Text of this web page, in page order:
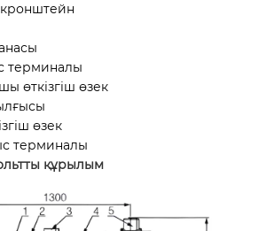
терминалы
өткізгіш өзек
өзек
терминалы
құрылым